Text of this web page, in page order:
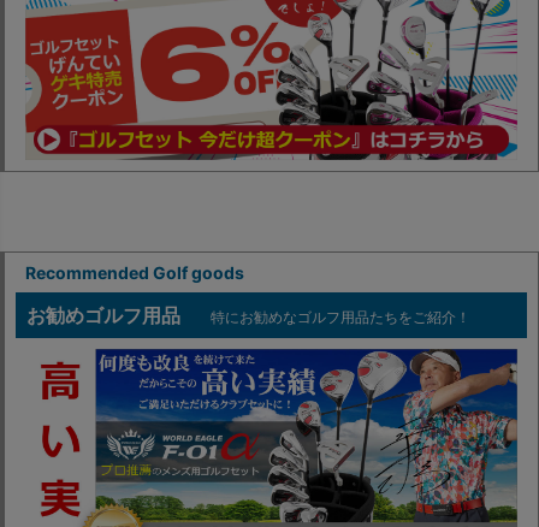
Recommended Golf goods
お勧めゴルフ用品 特にお勧めなゴルフ用品たちをご紹介！